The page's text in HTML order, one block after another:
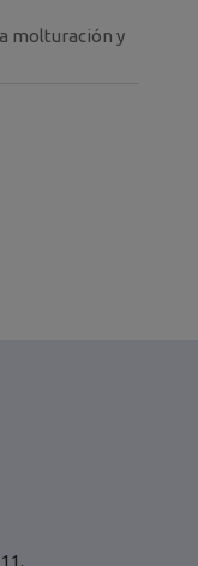
molturación y